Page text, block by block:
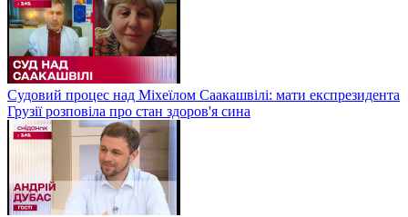
Судовий процес над Міхеїлом Саакашвілі: мати експрезидента
Грузії розповіла про стан здоров'я сина